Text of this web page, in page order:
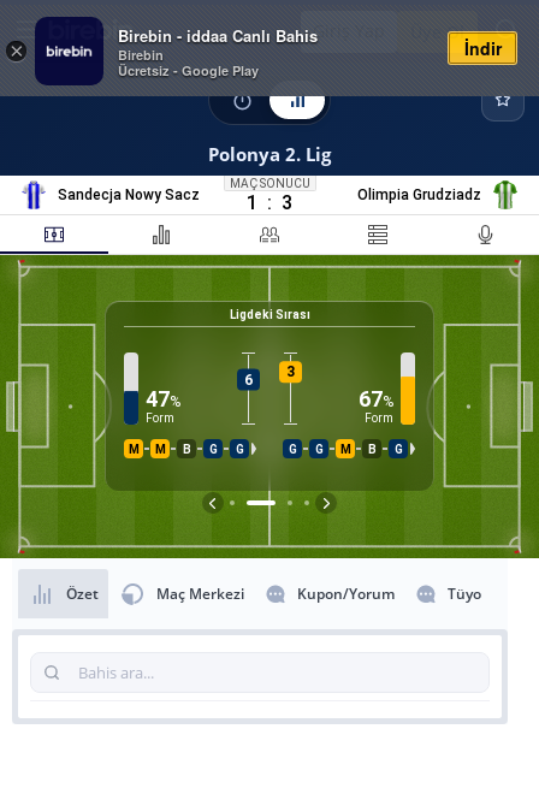
×
Birebin - iddaa Canlı Bahis
Birebin
Ücretsiz - Google Play
İndir
Giriş Yap Üye Ol
Polonya 2. Lig
Sandecja Nowy Sacz
MAÇ SONUCU
1 : 3 Olimpia Grudziadz
Ligdeki Sırası
47%
Form
6 3
67%
Form
M M B G G G G M B G
Özet Maç Merkezi Kupon/Yorum Tüyo